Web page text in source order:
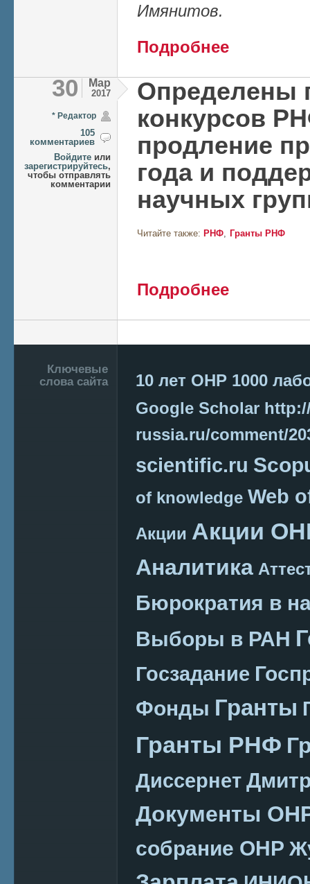
Имянитов.
Подробнее
30 Мар
2017
* Редактор
105
комментариев
Войдите или
зарегистрируйтесь,
чтобы отправлять
комментарии
Определены
конкурсов
продление
года и
научных
Читайте также: РНФ Гранты РНФ
Подробнее
Подвал
Ключевые
слова сайта
10 лет ОНР 1000
Google Scholar
russia.ru/comment/
scientific.ru
of knowledge Web
Акции Акции
Аналитика
Бюрократия в
Выборы в РАН
Госзадание
Фонды Гранты
Гранты РНФ
Диссернет
Документы
собрание ОНР